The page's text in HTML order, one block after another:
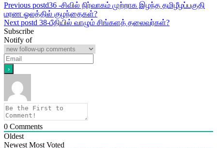
Post
navigation
Previous postd36 -சிவில் நிர்வாகம் முற்றாக இழந்த தமிழீழப்பகுதி
மரண ஓலத்தில் குழந்தைகள்?
Next postd 38-பீதியில் வாழும் சிங்களத் தலைவர்கள்?
Subscribe
Notify of
0 Comments
Oldest
Newest Most Voted